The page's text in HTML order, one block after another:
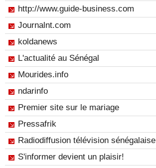
http://www.guide-business.com
Journalnt.com
koldanews
L'actualité au Sénégal
Mourides.info
ndarinfo
Premier site sur le mariage
Pressafrik
Radiodiffusion télévision sénégalaise
S'informer devient un plaisir!